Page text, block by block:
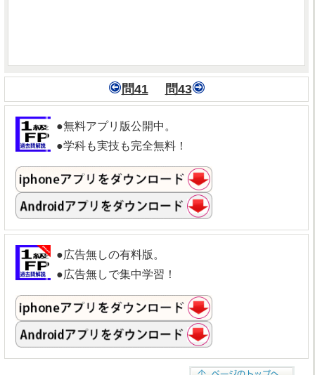
問41 問43
●無料アプリ版公開中。
●学科も実技も完全無料！
●広告無しの有料版。
●広告無しで集中学習！